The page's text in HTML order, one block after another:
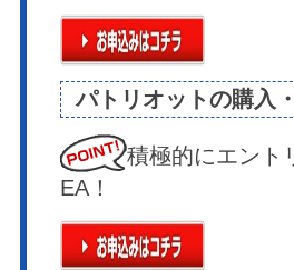
パトリオットの購入
積極的にエント
EA！